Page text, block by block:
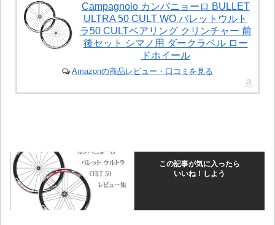
Campagnolo カンパニョーロ BULLET
ULTRA 50 CULT WO バレットウルト
ラ50 CULTベアリング クリンチャー 前
後セット シマノ用 ダークラベル ロー
ドホイール
Amazonの商品レビュー・口コミを見る
この記事が気に入ったら
いいね！しよう